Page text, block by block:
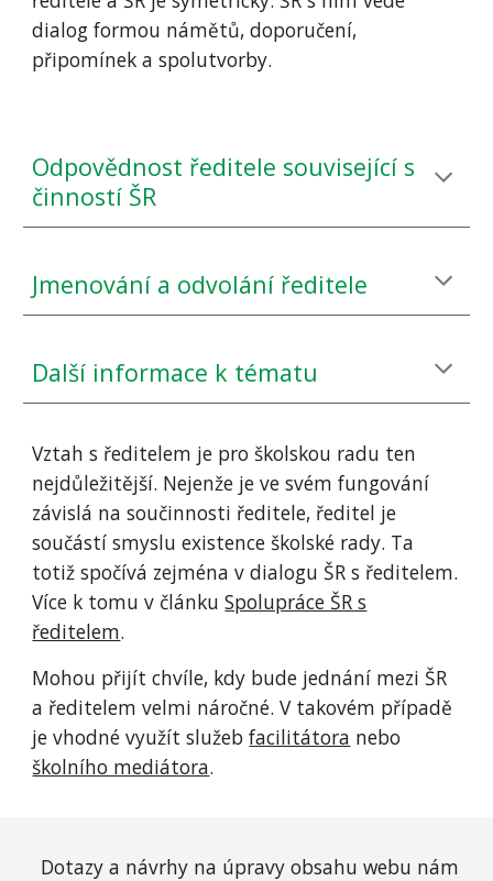
dialog formou námětů, doporučení,
připomínek a spolutvorby.
Odpovědnost ředitele související s
činností ŠR
Jmenování a odvolání ředitele
Další informace k tématu
Vztah s ředitelem je pro školskou radu ten
nejdůležitější. Nejenže je ve svém fungování
závislá na součinnosti ředitele, ředitel je
součástí smyslu existence školské rady. Ta
totiž spočívá zejména v dialogu ŠR s ředitelem.
Více k tomu v článkuSpolupráce ŠR s
ředitelem.
Mohou přijít chvíle, kdy bude jednání mezi ŠR
a ředitelem velmi náročné. V takovém případě
je vhodné využít služebfacilitátora nebo
školního mediátora.
Dotazy a návrhy na úpravy obsahu webu nám